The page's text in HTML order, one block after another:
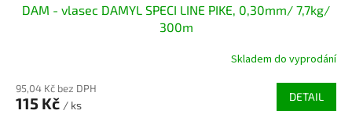
DAM - vlasec DAMYL SPECI LINE PIKE, 0,30mm/ 7,7kg/
300m
Skladem do vyprodání
95,04 Kč bez DPH
115 Kč / ks
DETAIL